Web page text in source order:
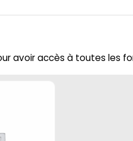
avoir accès à toutes les